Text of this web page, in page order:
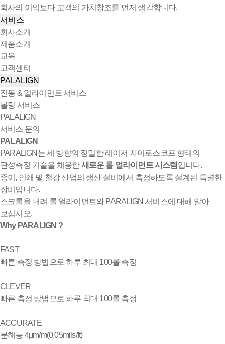
회사의 이익보다 고객의 가치창조를 먼저 생각합니다.
서비스
회사소개
제품소개
교육
고객센터
PALALIGN
진동 & 얼라이먼트 서비스
볼팅 서비스
PALALIGN
서비스 문의
PALALIGN
PARALIGN는 세 방향의 정밀한 레이저 자이로스코프 형태의
관성측정 기술을 채용한새로운 롤 얼라이먼트 시스템 입니다.
종이, 인쇄 및 철강 산업의 생산 설비에서 측정하도록 설계된 특별한
장비입니다.
스크롤을 내려 롤 얼라이먼트와 PARALIGN 서비스에 대해 알아
보십시오.
Why PARALIGN ?
FAST
빠른 측정 방법으로 하루 최대 100롤 측정
CLEVER
빠른 측정 방법으로 하루 최대 100롤 측정
ACCURATE
분해능 4μm/m(0.05mils/ft)